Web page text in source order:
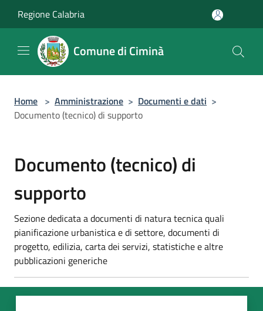
Regione Calabria
Comune di Ciminà
Home > Amministrazione > Documenti e dati >
Documento (tecnico) di supporto
Documento (tecnico) di
supporto
Sezione dedicata a documenti di natura tecnica quali
pianificazione urbanistica e di settore, documenti di
progetto, edilizia, carta dei servizi, statistiche e altre
pubblicazioni generiche